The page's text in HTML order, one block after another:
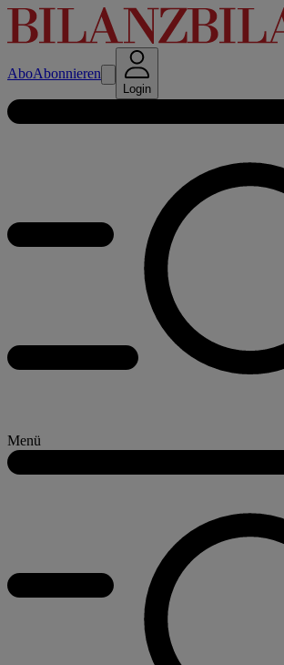
AboAbonnieren
Login
Menü